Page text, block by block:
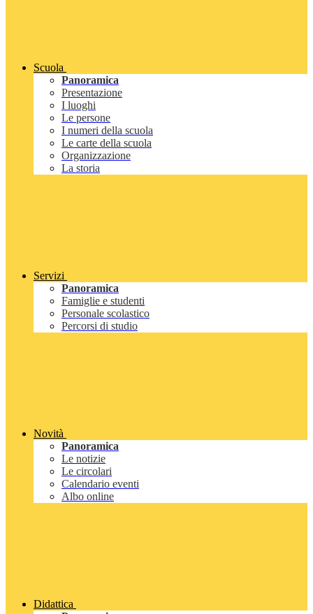
Scuola
Panoramica
Presentazione
I luoghi
Le persone
I numeri della scuola
Le carte della scuola
Organizzazione
La storia
Servizi
Panoramica
Famiglie e studenti
Personale scolastico
Percorsi di studio
Novità
Panoramica
Le notizie
Le circolari
Calendario eventi
Albo online
Didattica